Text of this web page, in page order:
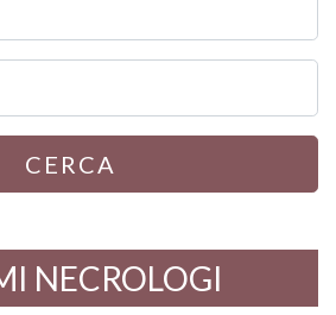
CERCA
NECROLOGI